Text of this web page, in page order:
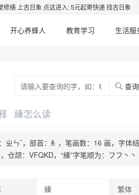
修缮 上吉日象 点这进入: 5元起寄快递 找吉日象
开心养蜂人 教育学习 生活服
查询
縥怎么读
ㄓㄣˇ，部首：糹，笔画数：16 画，字体
仓颉：VFQKD，“縥”字笔顺为：フフ丶
縥 繁体